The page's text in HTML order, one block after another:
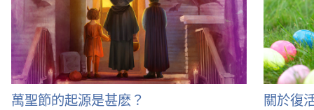
萬聖節的起源是甚麽？ 關於復